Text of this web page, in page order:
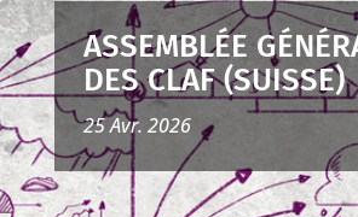
ASSEMBLÉE
DES CLAF (SUISSE)
25 Avr. 2026